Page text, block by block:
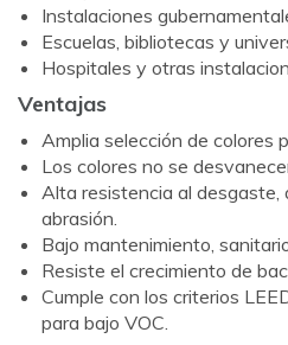
Instalaciones
Escuelas, bibliotecas y
Hospitales y otras
Ventajas
Amplia selección de colores
Los colores no se
Alta resistencia al desgaste,
abrasión.
Bajo mantenimiento,
Resiste el crecimiento de
Cumple con los criterios
para bajo VOC.